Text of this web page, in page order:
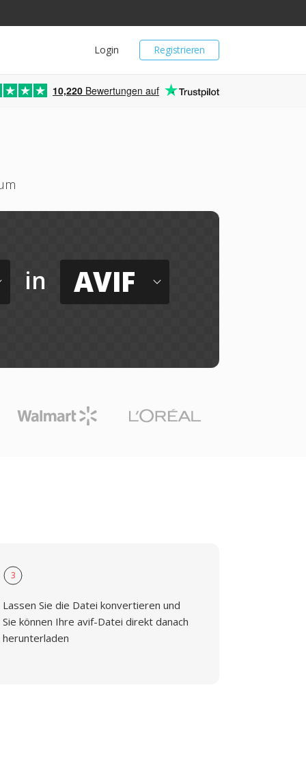
Registrieren
Login
10,220 Bewertungen auf
in AVIF
3
Lassen Sie die Datei konvertieren und
Sie können Ihre avif-Datei direkt danach
herunterladen